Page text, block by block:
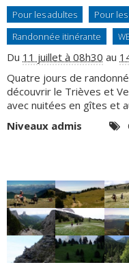
Contact
Pour les adultes Pour
Randonnée itinérante
Du 11 juillet à 08h30 au
Quatre jours de
découvrir le Trièves et
avec nuitées en gîtes et
Niveaux admis